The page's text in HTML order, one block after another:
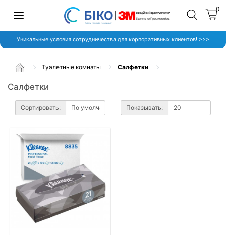
0
Уникальные условия сотрудничества для корпоративных клиентов! >>>
Туалетные комнаты Салфетки
Салфетки
Сортировать: Показывать: